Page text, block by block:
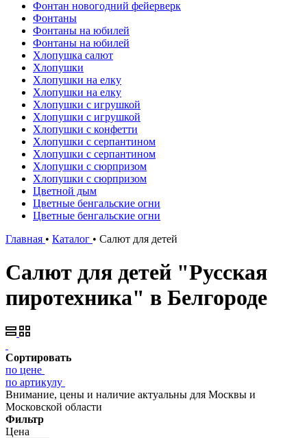
Фонтан новогодний фейерверк
Фонтаны
Фонтаны на юбилей
Фонтаны на юбилей
Хлопушка салют
Хлопушки
Хлопушки на елку
Хлопушки на елку
Хлопушки с игрушкой
Хлопушки с игрушкой
Хлопушки с конфетти
Хлопушки с серпантином
Хлопушки с серпантином
Хлопушки с сюрпризом
Хлопушки с сюрпризом
Цветной дым
Цветные бенгальские огни
Цветные бенгальские огни
Главная • Каталог • Салют для детей
Салют для детей "Русская
пиротехника" в Белгороде
Сортировать
по цене
по артикулу
Внимание, цены и наличие актуальны для Москвы и
Московской области
Фильтр
Цена